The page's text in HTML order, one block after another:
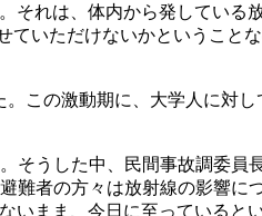
それは、体内から発している
いただけないかということな
この激動期に、大学人に対し
そうした中、民間事故調委員
難者の方々は放射線の影響につ
いまま、今日に至っていると